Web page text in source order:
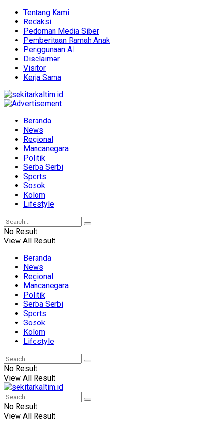
Tentang Kami
Redaksi
Pedoman Media Siber
Pemberitaan Ramah Anak
Penggunaan AI
Disclaimer
Visitor
Kerja Sama
Beranda
News
Regional
Mancanegara
Politik
Serba Serbi
Sports
Sosok
Kolom
Lifestyle
No Result
View All Result
Beranda
News
Regional
Mancanegara
Politik
Serba Serbi
Sports
Sosok
Kolom
Lifestyle
No Result
View All Result
No Result
View All Result